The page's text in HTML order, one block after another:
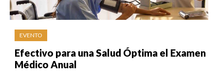
EVENTO
Efectivo para una Salud Óptima el Examen
Médico Anual